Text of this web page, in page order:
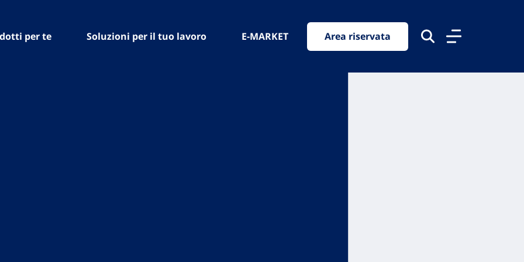
per te Soluzioni per il tuo lavoro E-MARKET Area riservata